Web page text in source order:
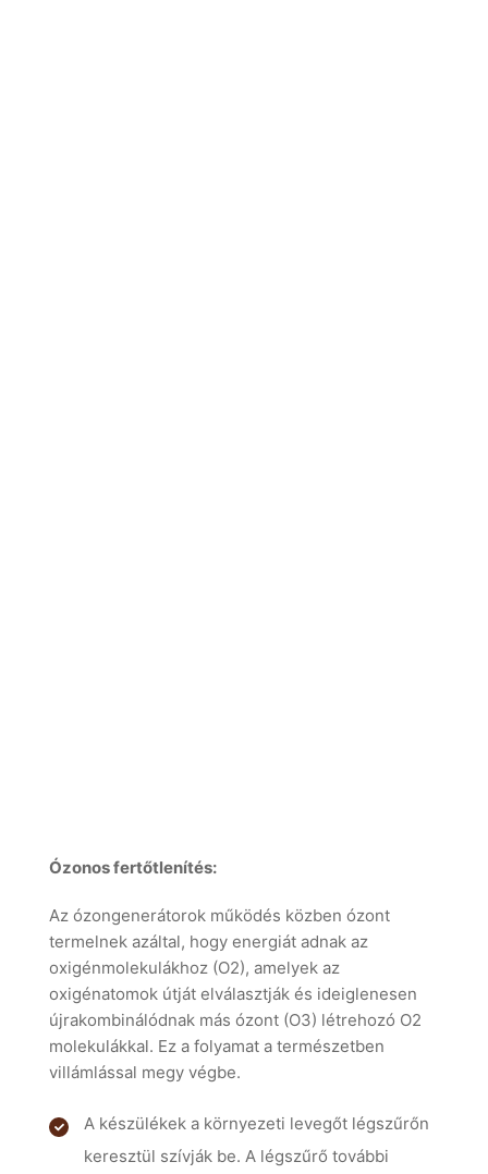
Ózonos fertőtlenítés:
Az ózongenerátorok működés közben ózont
termelnek azáltal, hogy energiát adnak az
oxigénmolekulákhoz (O2), amelyek az
oxigénatomok útját elválasztják és ideiglenesen
újrakombinálódnak más ózont (O3) létrehozó O2
molekulákkal. Ez a folyamat a természetben
villámlással megy végbe.
A készülékek a környezeti levegőt légszűrőn
keresztül szívják be. A légszűrő további